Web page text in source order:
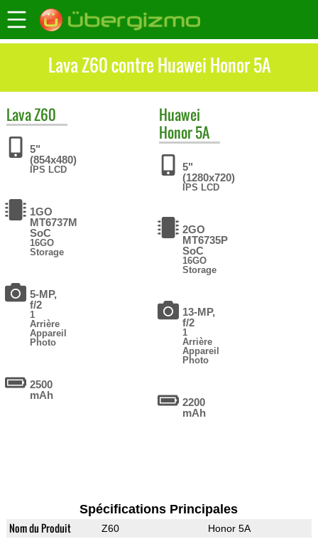
Lava Z60 contre Huawei Honor 5A
LavaZ60
5"
(854x480)
IPS LCD
1GO
MT6737M
SoC
16GO
Storage
5-MP,
f/2
1
Arrière
Appareil
Photo
2500
mAh
Huawei
Honor 5A
5"
(1280x720)
IPS LCD
2GO
MT6735P
SoC
16GO
Storage
13-MP,
f/2
1
Arrière
Appareil
Photo
2200
mAh
Spécifications Principales
Nom du Produit Z60 Honor 5A